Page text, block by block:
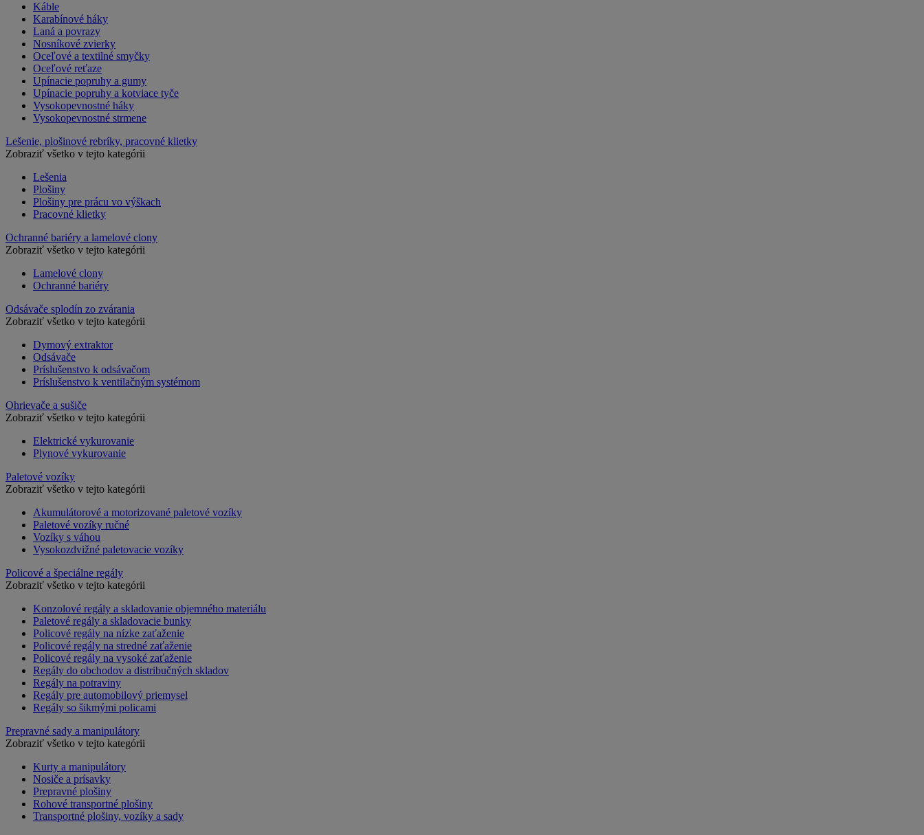
Káble
Karabínové háky
Laná a povrazy
Nosníkové zvierky
Oceľové a textilné smyčky
Oceľové reťaze
Upínacie popruhy a gumy
Upínacie popruhy a kotviace tyče
Vysokopevnostné háky
Vysokopevnostné strmene
Lešenie, plošinové rebríky, pracovné klietky
Zobraziť všetko v tejto kategórii
Lešenia
Plošiny
Plošiny pre prácu vo výškach
Pracovné klietky
Ochranné bariéry a lamelové clony
Zobraziť všetko v tejto kategórii
Lamelové clony
Ochranné bariéry
Odsávače splodín zo zvárania
Zobraziť všetko v tejto kategórii
Dymový extraktor
Odsávače
Príslušenstvo k odsávačom
Príslušenstvo k ventilačným systémom
Ohrievače a sušiče
Zobraziť všetko v tejto kategórii
Elektrické vykurovanie
Plynové vykurovanie
Paletové vozíky
Zobraziť všetko v tejto kategórii
Akumulátorové a motorizované paletové vozíky
Paletové vozíky ručné
Vozíky s váhou
Vysokozdvižné paletovacie vozíky
Policové a špeciálne regály
Zobraziť všetko v tejto kategórii
Konzolové regály a skladovanie objemného materiálu
Paletové regály a skladovacie bunky
Policové regály na nízke zaťaženie
Policové regály na stredné zaťaženie
Policové regály na vysoké zaťaženie
Regály do obchodov a distribučných skladov
Regály na potraviny
Regály pre automobilový priemysel
Regály so šikmými policami
Prepravné sady a manipulátory
Zobraziť všetko v tejto kategórii
Kurty a manipulátory
Nosiče a prísavky
Prepravné plošiny
Rohové transportné plošiny
Transportné plošiny, vozíky a sady